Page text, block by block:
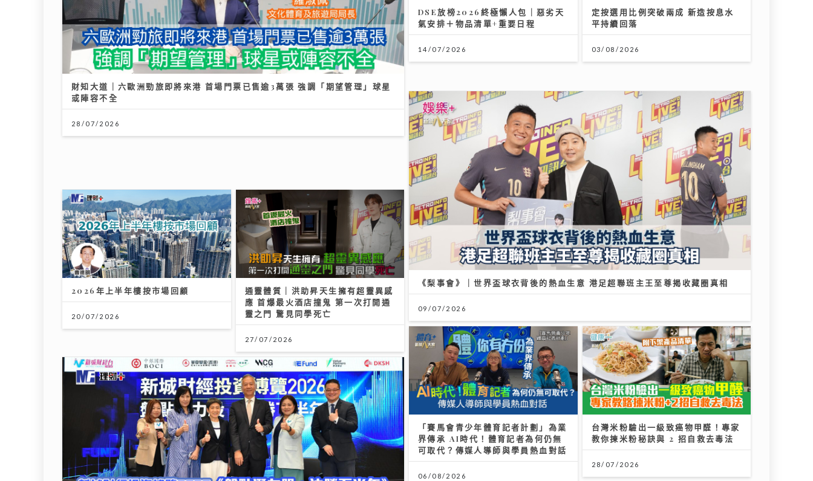
財知大道｜六歐洲勁旅即將來港 首場門票已售逾3萬張 強調「期望管理」球星
或陣容不全
09/07/2026
2026年上半年樓按市場回顧
20/07/2026
通靈體質｜洪助昇天生擁有超靈異感
應 首爆最火酒店撞鬼 第一次打開通
靈之門 驚見同學死亡
27/07/2026
「賽馬會青少年體育記者計劃」為業
可取代？傳媒人導師與學員熱血對話
06/08/2026
港股下半年布局關鍵：專家拆解「七翻身」真偽 聚焦北水與AI新趨勢
12/07/2026
台灣米粉驗出一級致癌物甲醛！專家
教你揀米粉秘訣與 2 招自救去毒法
28/07/2026
193宣傳新歌《呆等》吐露半年心